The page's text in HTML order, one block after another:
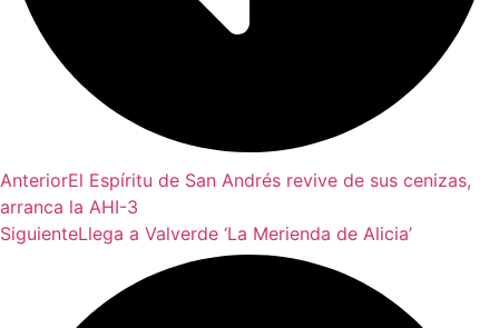
AnteriorEl Espíritu de San Andrés revive de sus cenizas,
arranca la AHI-3
SiguienteLlega a Valverde ‘La Merienda de Alicia’